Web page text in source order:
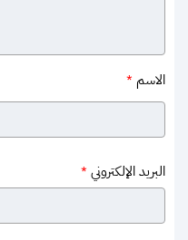
الاسم *
البريد الإلكتروني *